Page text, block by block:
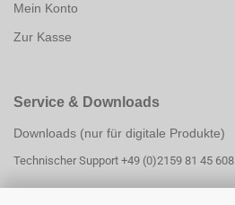
Mein Konto
Zur Kasse
Service & Downloads
Downloads (nur für digitale Produkte)
Technischer Support +49 (0)2159 81 45 608